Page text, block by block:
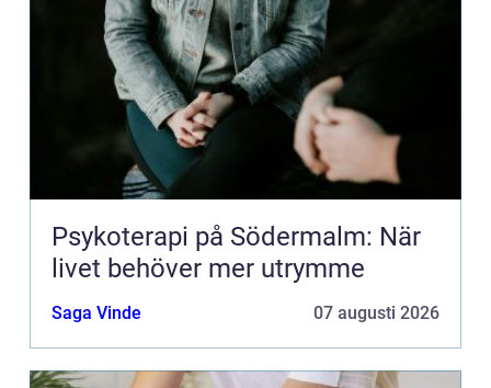
Psykoterapi på Södermalm: När
livet behöver mer utrymme
Saga Vinde 07 augusti 2026